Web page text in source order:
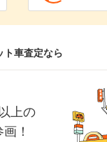
ト車査定なら
上の
！